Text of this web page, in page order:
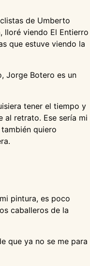
de Umberto
lloré viendo El Entierro
que estuve viendo la
Jorge Botero es un
tener el tiempo y
al retrato. Ese sería mi
quiero
pintura, es poco
caballeros de la
que ya no se me para